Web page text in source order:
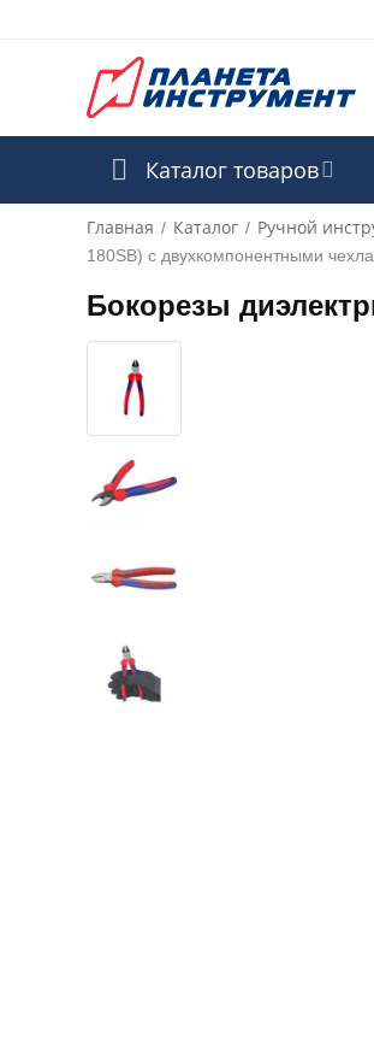
Каталог товаров
Главная / Каталог / Ручной
180SB) с двухкомпонентными
Бокорезы